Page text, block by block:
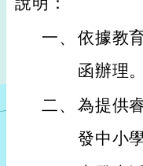
一、 依據教
函辦理。
二、 為提供
發中小